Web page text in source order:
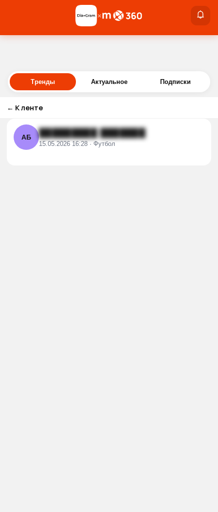
Войти
×
Тренды Актуальное Подписки
← К ленте
АБ █████████ ███████
15.05.2026 16:28 · Футбол